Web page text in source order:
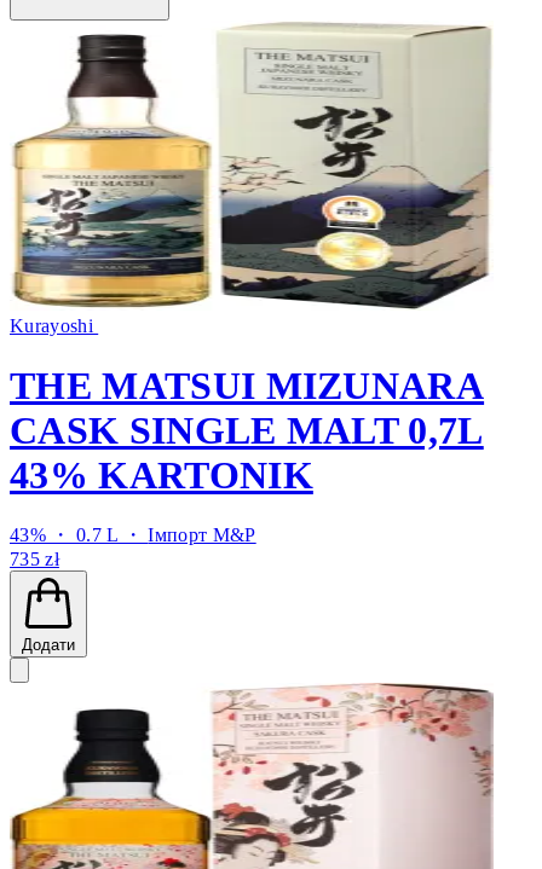
Kurayoshi
THE MATSUI MIZUNARA
CASK SINGLE MALT 0,7L
43% KARTONIK
43% ・ 0.7 L ・Імпорт M&P
735 zł
Додати